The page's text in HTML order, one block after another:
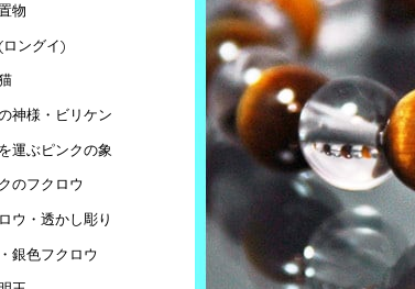
物
ングイ)
神様・ビリケン
運ぶピンクの象
のフクロウ
ウ・透かし彫り
銀色フクロウ